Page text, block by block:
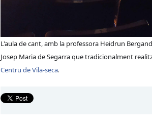
L'aula de cant, amb la professora Heidrun
Josep Maria de Segarra que tradicionalment
Centru de Vila-seca.